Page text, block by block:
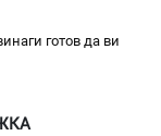
готов да ви